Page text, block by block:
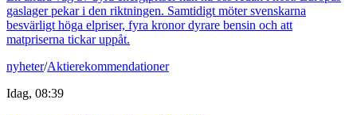
gaslager pekar i den riktningen. Samtidigt möter svenskarna
besvärligt höga elpriser, fyra kronor dyrare bensin och att
matpriserna tickar uppåt.
nyheter/Aktierekommendationer
Idag, 08:39